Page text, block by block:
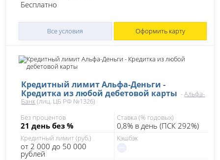
Бесплатно
Все условия Оформить карту
Кредитный лимит Альфа-Деньги -
Кредитка из любой дебетовой карты -Альфа-
Банк(лиц. ЦБ РФ №1326)
Без процентов
21 день без %
Ставка (% годовых)
0,8% в день (ПСК 292%)
Кредитный лимит (руб.)
от 2 000 до 50 000
рублей
Кэшбэк